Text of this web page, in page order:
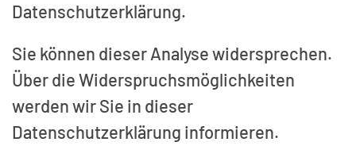
Datenschutzerklärung.
Sie können dieser Analyse widersprechen.
Über die Widerspruchsmöglichkeiten
werden wir Sie in dieser
Datenschutzerklärung informieren.